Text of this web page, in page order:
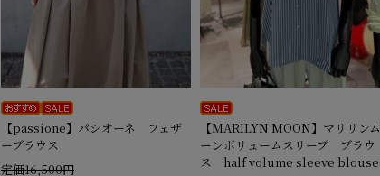
【passione】パシオーネ フェザ
ーブラウス
定価16,500円
【MARILYN MOON】マリリンム
ーンボリュームスリーブ ブラウ
ス half volume sleeve blouse